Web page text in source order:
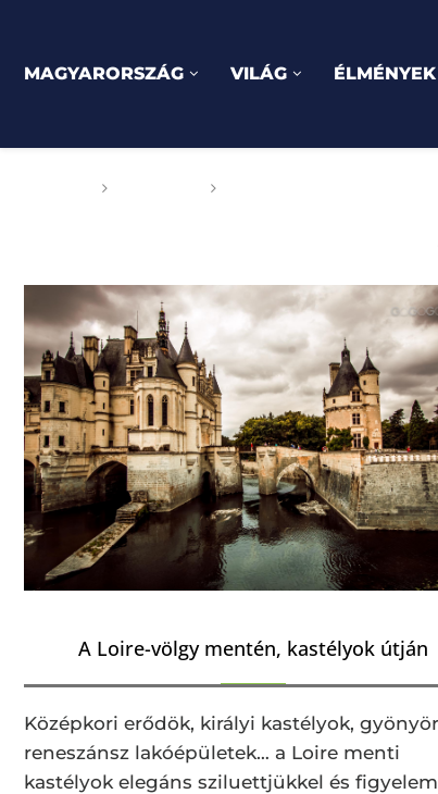
MAGYARORSZÁG VILÁG ÉLMÉNYEK
A Loire-völgy mentén, kastélyok útján
Középkori erődök, királyi kastélyok,
reneszánsz lakóépületek… a Loire menti
kastélyok elegáns sziluettjükkel és